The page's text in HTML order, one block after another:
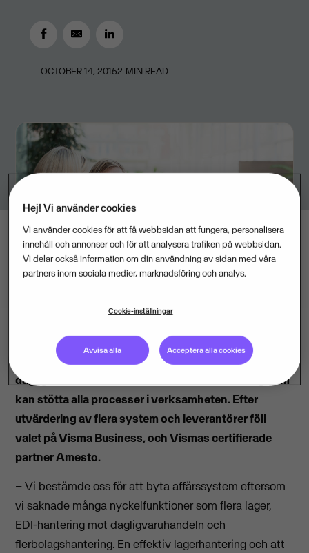
OCTOBER 14, 20152 MIN READ
När Texas Smokehouse växte och satsade mot
dagligvaruhandeln behövdes en helhetslösning som
kan stötta alla processer i verksamheten. Efter
utvärdering av flera system och leverantörer föll
valet på Visma Business, och Vismas certifierade
partner Amesto.
– Vi bestämde oss för att byta affärssystem eftersom
vi saknade många nyckelfunktioner som flera lager,
EDI-hantering mot dagligvaruhandeln och
flerbolagshantering. En effektiv lagerhantering och att
Hej! Vi använder cookies
Vi använder cookies för att få webbsidan att fungera, personalisera
innehåll och annonser och för att analysera trafiken på webbsidan.
Vi delar också information om din användning av sidan med våra
partners inom sociala medier, marknadsföring och analys.
Cookie-inställningar
Avvisa alla Acceptera alla cookies